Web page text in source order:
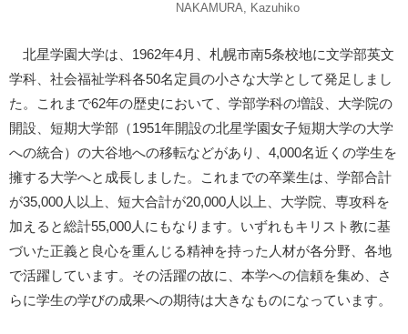
NAKAMURA, Kazuhiko
北星学園大学は、1962年4月、札幌市南5条校地に文学部英文
学科、社会福祉学科各50名定員の小さな大学として発足しまし
た。これまで62年の歴史において、学部学科の増設、大学院の
開設、短期大学部（1951年開設の北星学園女子短期大学の大学
への統合）の大谷地への移転などがあり、4,000名近くの学生を
擁する大学へと成長しました。これまでの卒業生は、学部合計
が35,000人以上、短大合計が20,000人以上、大学院、専攻科を
加えると総計55,000人にもなります。いずれもキリスト教に基
づいた正義と良心を重んじる精神を持った人材が各分野、各地
で活躍しています。その活躍の故に、本学への信頼を集め、さ
らに学生の学びの成果への期待は大きなものになっています。